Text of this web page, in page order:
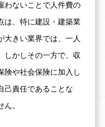
わないことで人件費の
は、特に建設・建築業
大きい業界では、一人
しかしその一方で、収
険や社会保険に加入し
己責任であることな
。